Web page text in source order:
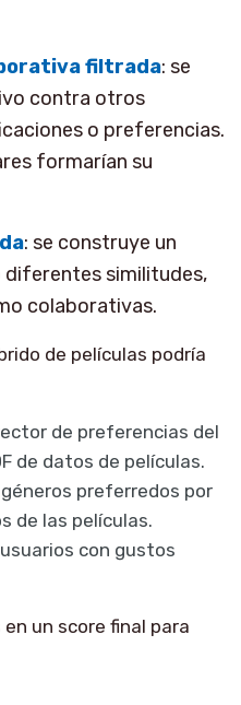
filtrada: se
contra otros
o preferencias.
formarían su
: se construye un
diferentes similitudes,
colaborativas.
de películas podría
de preferencias del
de datos de películas.
preferredos por
de las películas.
con gustos
un score final para